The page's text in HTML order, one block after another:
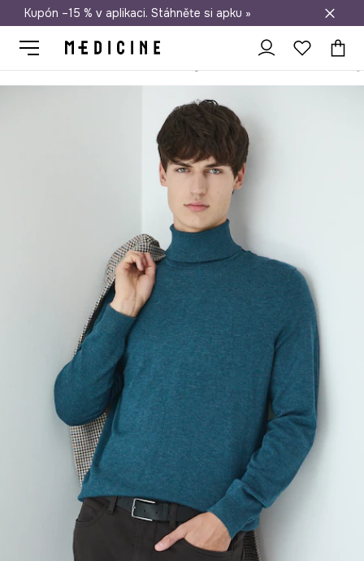
Doprava zdarma při nákupu nad 1 200 Kč
Kupón –15 % v aplikaci. Stáhněte si apku »